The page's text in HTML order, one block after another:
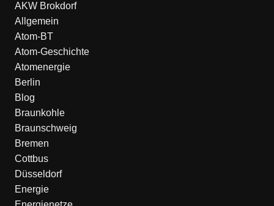
AKW Brokdorf
Allgemein
Atom-BT
Atom-Geschichte
Atomenergie
Berlin
Blog
Braunkohle
Braunschweig
Bremen
Cottbus
Düsseldorf
Energie